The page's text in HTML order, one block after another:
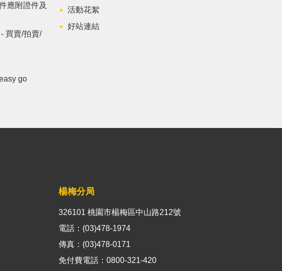
應附證件及
買賣/拍賣/
go
活動花絮
好站連結
楊梅分局
326101 桃園市楊梅區中山路212號
電話：(03)478-1974
傳真：(03)478-0171
免付費電話：0800-321-420